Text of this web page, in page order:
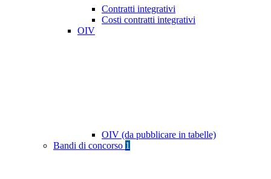
Contratti integrativi
Costi contratti integrativi
OIV
OIV (da pubblicare in tabelle)
Bandi di concorso 1